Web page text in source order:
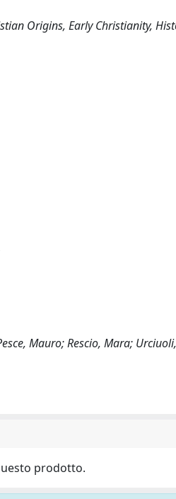
Origins, Early Christianity,
Mauro; Rescio, Mara;
prodotto.